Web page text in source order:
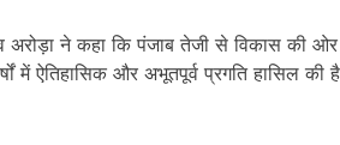
ने कहा कि पंजाब तेजी से विकास की ओर
में ऐतिहासिक और अभूतपूर्व प्रगति हासिल